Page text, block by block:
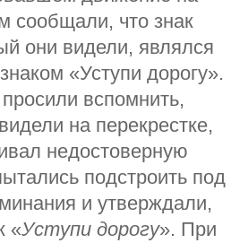
сообщали, что знак
они видели, являлся
«Уступи дорогу».
вспомнить,
на перекрестке,
недостоверную
подстроить под
и утверждали,
«Уступи дорогу». При